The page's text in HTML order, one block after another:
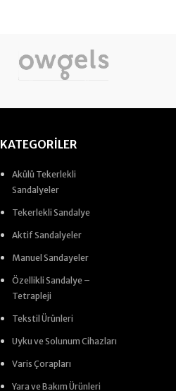
KATEGORILER
Akülü Tekerlekli
Sandalyeler
Tekerlekli Sandalye
Aktif Sandalyeler
Manuel Sandayeler
Özellikli Sandalye –
Tetrapleji
Tekstil Ürünleri
Uyku ve Solunum Cihazları
Varis Çorapları
Yara ve Bakım Ürünleri